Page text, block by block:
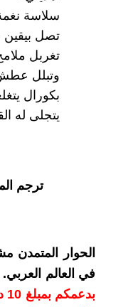
سلاسة
تصل بيقين
تغربل
وتبلل
بكورال
يتجلى له
ترجم
الحوار المتمدن
في العالم